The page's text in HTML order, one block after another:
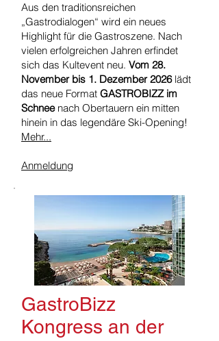
Aus den traditionsreichen
„Gastrodialogen“ wird ein neues
Highlight für die Gastroszene. Nach
vielen erfolgreichen Jahren erfindet
sich das Kultevent neu. Vom 28.
November bis 1. Dezember 2026lädt
das neue Format GASTROBIZZ im
Schneenach Obertauern ein mitten
hinein in das legendäre Ski-Opening!
Mehr...
Anmeldung
GastroBizz
Kongress an der